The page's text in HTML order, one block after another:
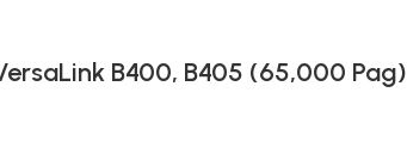
B400, B405 (65,000 Pag)